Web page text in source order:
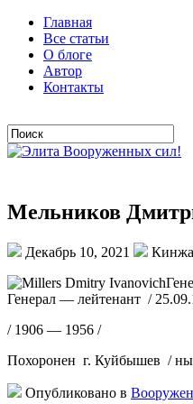
Главная
Все статьи
О блоге
Автор
Контакты
Мельников
Декабрь 10, 2021
Генерал — лейтенант /
/ 1906 — 1956 /
Похоронен г. Куйбышев /
Опубликовано в